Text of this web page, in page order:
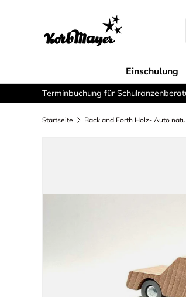
Direkt zum Inhalt
Einschulung
Terminbuchung für
Startseite Back and Forth Holz- Auto